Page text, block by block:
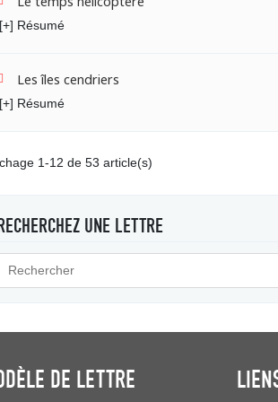
[+] Résumé
Les îles cendriers
[+] Résumé
1-12 de 53 article(s)
UNE LETTRE
DE LETTRE